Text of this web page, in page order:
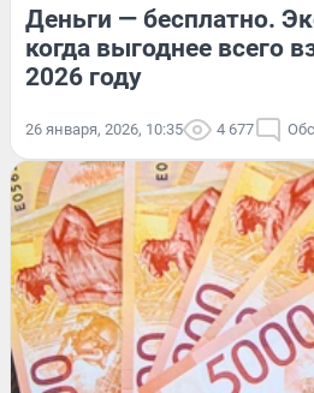
Деньги — бесплатно.
когда выгоднее всего
2026 году
26 января, 2026, 10:35 4 677